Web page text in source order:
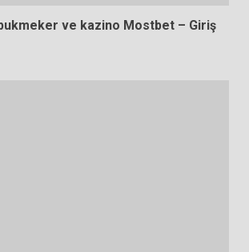
ve kazino Mostbet – Giriş